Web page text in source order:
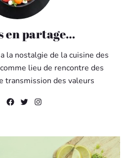
en partage…
la nostalgie de la cuisine des
lieu de rencontre des
transmission des valeurs
Facebook
Twitter
Instagram